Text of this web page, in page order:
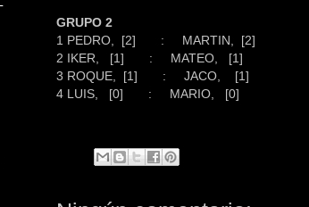
GRUPO 2
1 PEDRO, [2] : MARTIN, [2]
2 IKER, [1] : MATEO, [1]
3 ROQUE, [1] : JACO, [1]
4 LUIS, [0] : MARIO, [0]